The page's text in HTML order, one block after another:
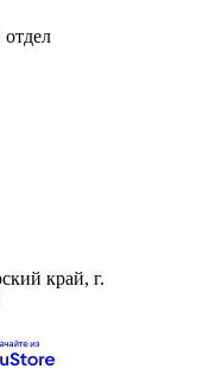
край, г.